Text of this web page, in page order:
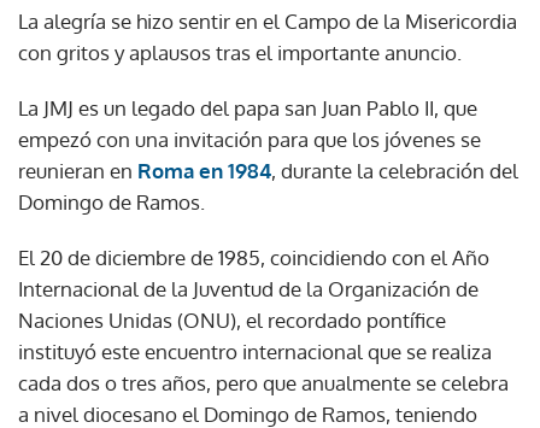
La alegría se hizo sentir en el Campo de la Misericordia
con gritos y aplausos tras el importante anuncio.
La JMJ es un legado del papa san Juan Pablo II, que
empezó con una invitación para que los jóvenes se
reunieran en Roma en 1984, durante la celebración del
Domingo de Ramos.
El 20 de diciembre de 1985, coincidiendo con el Año
Internacional de la Juventud de la Organización de
Naciones Unidas (ONU), el recordado pontífice
instituyó este encuentro internacional que se realiza
cada dos o tres años, pero que anualmente se celebra
a nivel diocesano el Domingo de Ramos, teniendo